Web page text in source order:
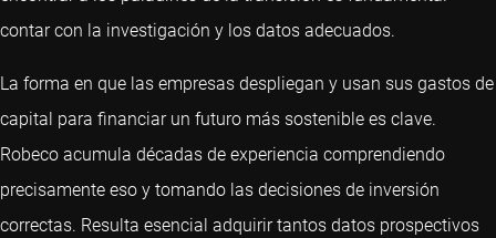
contar con la investigación y los datos adecuados.
La forma en que las empresas despliegan y usan sus gastos de
capital para financiar un futuro más sostenible es clave.
Robeco acumula décadas de experiencia comprendiendo
precisamente eso y tomando las decisiones de inversión
correctas. Resulta esencial adquirir tantos datos prospectivos